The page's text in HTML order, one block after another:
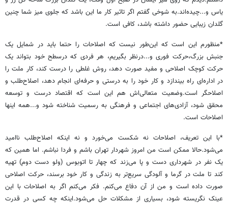
یاس و...چیده‌اند.به شوخی گفتم اگر تاثیر کار ما این باشد که جلوی میز شما چنین
گلدان زیبایی حضور داشته باشد، کافی است.
*منظورم این است که این‌طور نیست که اصلاحات را حتما باید در شمایل یک
جنبش بزرگ،حرکت فوری و...درنظر بگیریم، هر فردی که درسطح خود بتواند یک
حرکت کوچک اصلاحی و مفید صورت دهد، روش غلطی را درست کند، کار ملت را
در اداره‌ای راه بیندازد و کار خود را به درستی و حرفه‌ای انجام دهد، اصلاح‌طلب و
اصلاحگر است.وضعیت متعالی‌اش هم این است که اقتصاد درست و توسعه
محقق شود، آزادی‌های اجتماعی و فرهنگی به رسمیت شناخته شود و...همه اینها
اصلاحات است.
*با این تعریف، اصلاحات نه شکست می‌خورد و نه اینکه اصلاح‌طلب ناامید
می‌شود.حالا ممکن است من امروز شهردار تهران باشم و فردا نباشم. اما همین که
یک نفر در شهرداری دست و پا می‌زند که چهار تا اتوبوس (ولو دست دوم) تهیه
کند تا ملت در گرما و آلودگی سریع‌تر به زندگی و کار خود برسند، حرکت اصلاحی
صورت داده است و من از آن دفاع می‌کنم. فکر می‌کنم اگر به اصلاحات با این
عینک نگریسته شود، بسیاری از مشکلات حل می‌شود.اینکه چه کسی در قدرت